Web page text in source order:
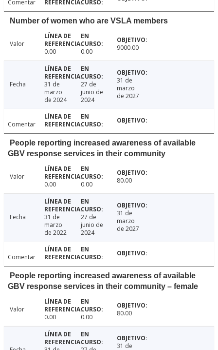
Comentar
Number of women who are VSLA members
Valor
0.00
0.00 9000.00
Fecha
31 de
marzo
de 2024
27 de
junio de
2024
31 de
marzo
de 2027
Comentar
People reporting increased awareness of available
GBV response services in their community
Valor
0.00
0.00 80.00
Fecha
31 de
marzo
de 2022
27 de
junio de
2024
31 de
marzo
de 2027
Comentar
People reporting increased awareness of available
GBV response services in their community – female
Valor
0.00
0.00 80.00
31 de